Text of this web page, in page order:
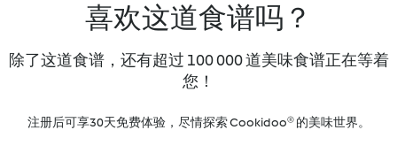
喜欢这道食谱吗？
除了这道食谱，还有超过 100 000 道美味食谱正在等着
您！
注册后可享30天免费体验，尽情探索 Cookidoo® 的美味世界。